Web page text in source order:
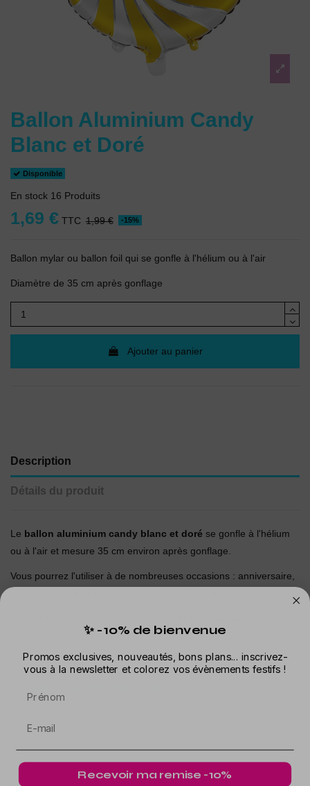
Ballon Aluminium Candy
Blanc et Doré
Disponible
En stock 16 Produits
1,69 € TTC 1,99 € -15%
Ballon mylar ou ballon foil qui se gonfle à l'hélium ou à l'air
Diamètre de 35 cm après gonflage
Ajouter au panier
Description
Détails du produit
Le ballon aluminium candy blanc et doré se gonfle à l'hélium
ou à l'air et mesure 35 cm environ après gonflage.
Vous pourrez l'utiliser à de nombreuses occasions : anniversaire,
✨ -10% de bienvenue
Promos exclusives, nouveautés, bons plans... inscrivez-
vous à la newsletter et colorez vos évènements festifs !
Recevoir ma remise -10%